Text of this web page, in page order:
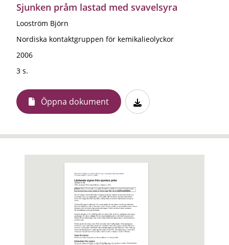
Sjunken pråm lastad med svavelsyra
Looström Björn
Nordiska kontaktgruppen för kemikalieolyckor
2006
3 s.
Öppna dokument